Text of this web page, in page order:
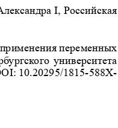
I, Российская
переменных
университета
10.20295/1815-588X-